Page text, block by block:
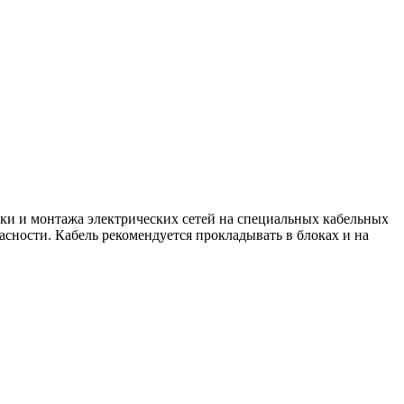
и монтажа электрических сетей на специальных кабельных
Кабель рекомендуется прокладывать в блоках и на